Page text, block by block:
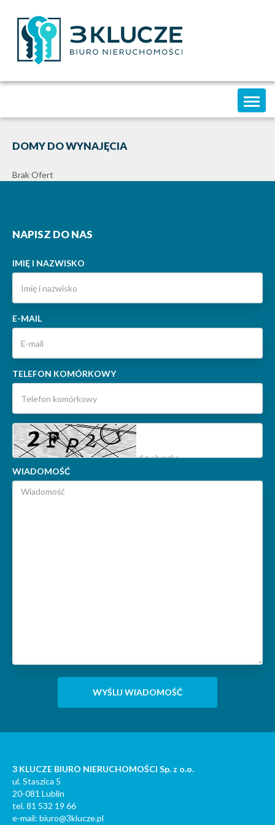
DOMY DO WYNAJĘCIA
Brak Ofert
NAPISZ DO NAS
IMIĘ I NAZWISKO
E-MAIL
TELEFON KOMÓRKOWY
WIADOMOŚĆ
3 KLUCZE BIURO NIERUCHOMOŚCI Sp. z o.o.
ul. Staszica 5
20-081 Lublin
tel. 81 532 19 66
e-mail: biuro@3klucze.pl